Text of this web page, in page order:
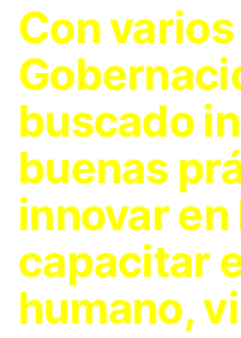
Con
buscado
buenas
innovar
capacitar
humano,